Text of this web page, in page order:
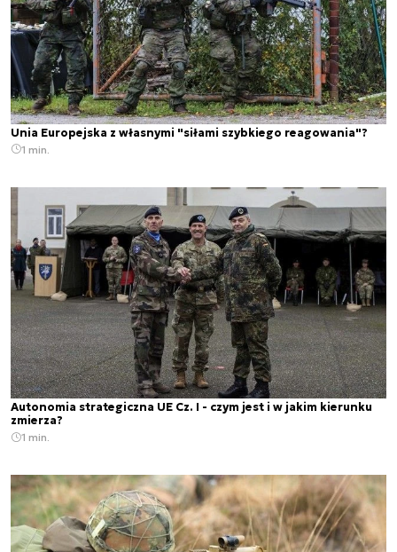
Unia Europejska z własnymi "siłami szybkiego reagowania"?
1 min.
Autonomia strategiczna UE Cz. I - czym jest i w jakim kierunku
zmierza?
1 min.